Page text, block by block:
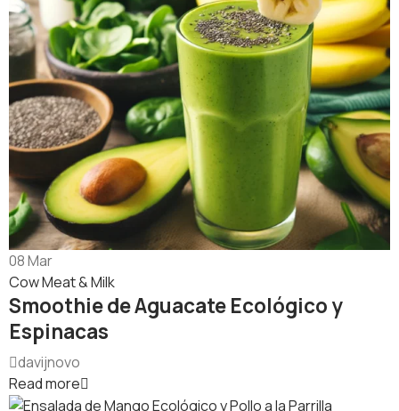
08Mar
Cow Meat & Milk
Smoothie de Aguacate Ecológico y
Espinacas
davijnovo
Read more